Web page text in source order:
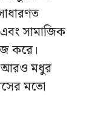
সামাজিক
করে।
আরও মধুর
মতো